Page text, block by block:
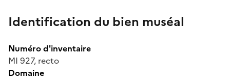
Identification du bien muséal
Numéro d'inventaire
MI 927, recto
Domaine